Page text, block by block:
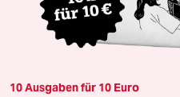
10 Ausgaben für 10 Euro